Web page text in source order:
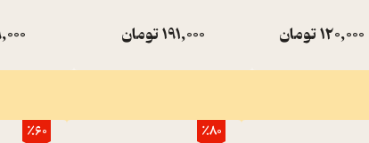
120,000تومان 191,000تومان
٪80 ٪60